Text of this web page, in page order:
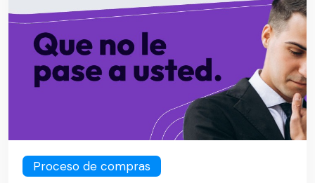
Proceso de compras